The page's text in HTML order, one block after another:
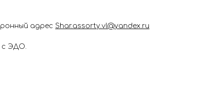
адрес Shar.assorty.vl@yandex.ru
с ЭДО.